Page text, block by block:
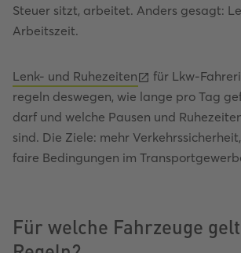
Steuer sitzt, arbeitet. Anders gesagt:
Arbeitszeit.
Lenk- und Ruhezeiten
für Lkw-
regeln deswegen, wie lange pro Tag
darf und welche Pausen und
sind. Die Ziele: mehr
faire Bedingungen im
Für welche Fahrzeuge